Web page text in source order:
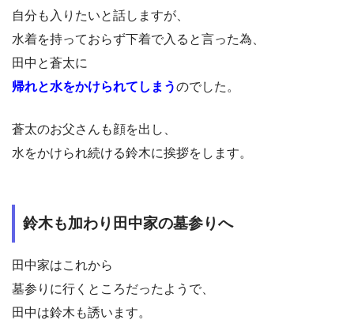
自分も入りたいと話しますが、
水着を持っておらず下着で入ると言った為、
田中と蒼太に
帰れと水をかけられてしまうのでした。
蒼太のお父さんも顔を出し、
水をかけられ続ける鈴木に挨拶をします。
鈴木も加わり田中家の墓参りへ
田中家はこれから
墓参りに行くところだったようで、
田中は鈴木も誘います。